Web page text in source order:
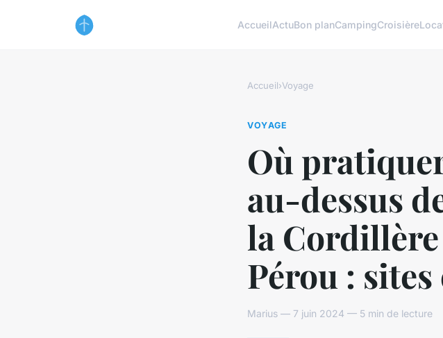
AccueilActuBon planCampingCroisière
Accueil›Voyage
VOYAGE
Où
au-dessus
la Cordillère
Pérou :
Marius — 7 juin 2024 — 5 min de lecture